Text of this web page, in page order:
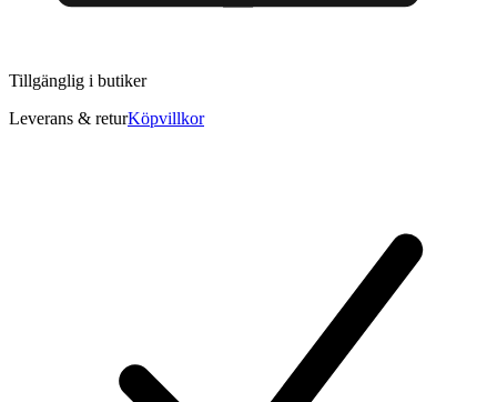
Tillgänglig i butiker
Leverans & returKöpvillkor